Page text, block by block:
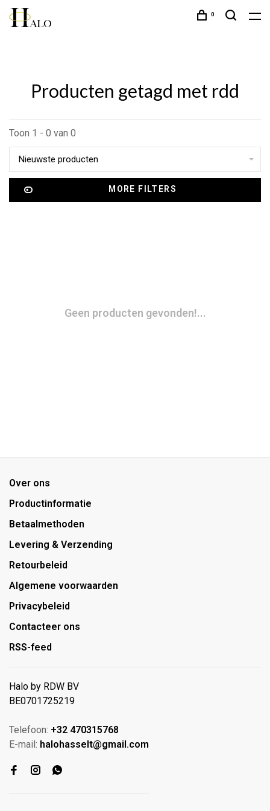
0
Producten getagd met rdd
Toon 1 - 0 van 0
Nieuwste producten
MORE FILTERS
Geen producten gevonden!...
Over ons
Productinformatie
Betaalmethoden
Levering & Verzending
Retourbeleid
Algemene voorwaarden
Privacybeleid
Contacteer ons
RSS-feed
Halo by RDW BV
BE0701725219
Telefoon: +32 470315768
E-mail: halohasselt@gmail.com